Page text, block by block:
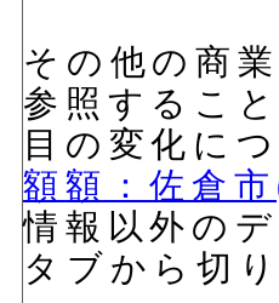
その他の商
参照するこ
目の変化に
額額：佐倉
情報以外の
タブから切